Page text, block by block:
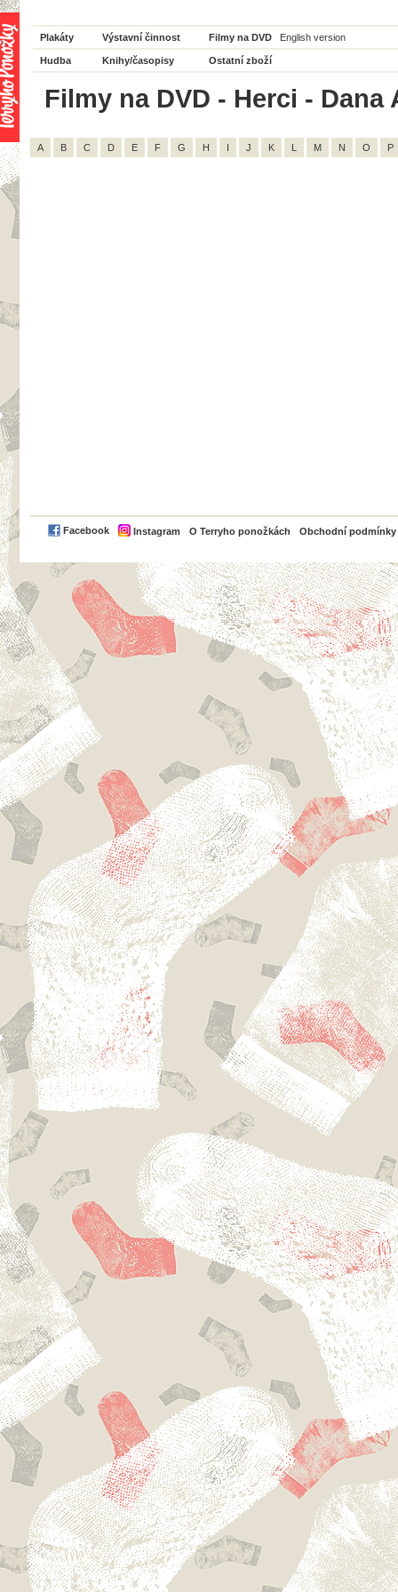
Plakáty Výstavní činnost Filmy na DVD English version
Hudba Knihy/časopisy Ostatní zboží
Filmy na DVD - Herci -
A B C D E F G H I J K L M N O P
Facebook Instagram O Terryho ponožkách Obchodní podmínky
PayPal